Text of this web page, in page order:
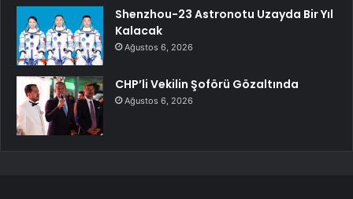
Shenzhou-23 Astronotu Uzayda Bir Yıl
Kalacak
Ağustos 6, 2026
CHP’li Vekilin Şoförü Gözaltında
Ağustos 6, 2026